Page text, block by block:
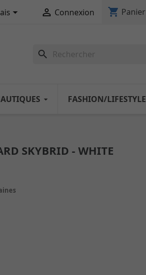
  Connexion shopping_cart Panier
search
FASHION/LIFESTYLE
SKYBRID - WHITE